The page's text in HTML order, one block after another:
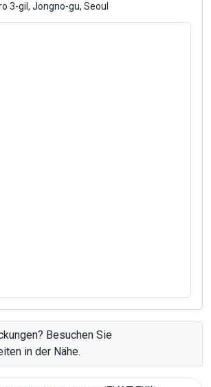
3-gil, Jongno-gu, Seoul
Besuchen Sie
in der Nähe.